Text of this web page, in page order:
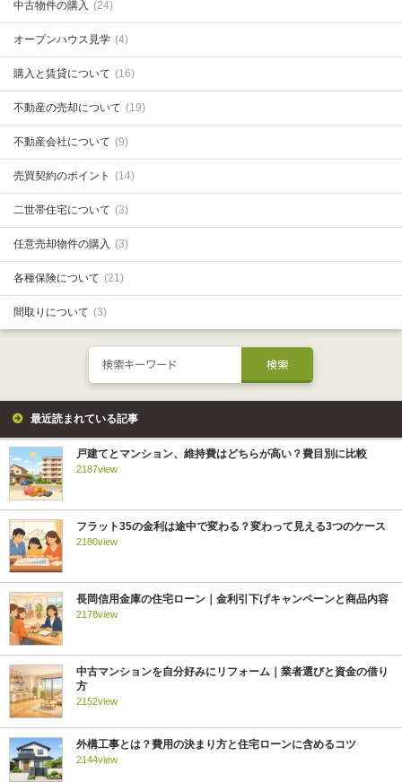
中古物件の購入 (24)
オープンハウス見学 (4)
購入と賃貸について (16)
不動産の売却について (19)
不動産会社について (9)
売買契約のポイント (14)
二世帯住宅について (3)
任意売却物件の購入 (3)
各種保険について (21)
間取りについて (3)
最近読まれている記事
戸建てとマンション、維持費はどちらが高い？費目別に比較
2187view
フラット35の金利は途中で変わる？変わって見える3つのケース
2180view
長岡信用金庫の住宅ローン｜金利引下げキャンペーンと商品内容
2178view
中古マンションを自分好みにリフォーム｜業者選びと資金の借り
方
2152view
外構工事とは？費用の決まり方と住宅ローンに含めるコツ
2144view